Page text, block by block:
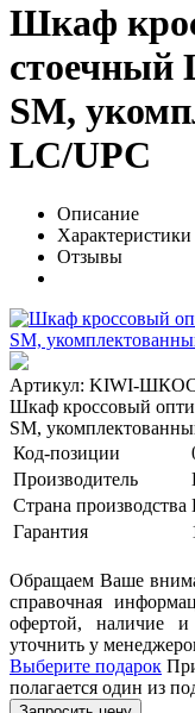
Шкаф
SM,
LC/UPC
Описание
Характеристики
Отзывы
Артикул: KIWI-
Шкаф кроссовый
SM,
Код-позиции
Производитель
Страна производства
Гарантия
Обращаем Ваше
справочная
офертой, наличие и
уточнить у
Выберите подарок
полагается один из